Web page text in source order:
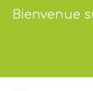
Bienvenue